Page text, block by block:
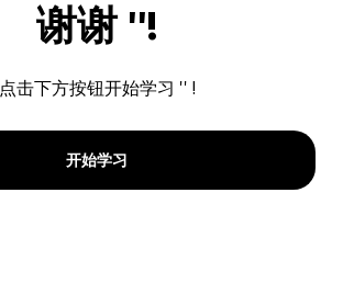
谢谢 ''!
点击下方按钮开始学习 '' !
开始学习